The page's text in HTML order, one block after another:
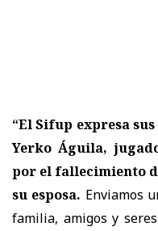
“El Sifup expresa
Yerko Águila,
por el fallecimiento
su esposa. Enviamos
familia, amigos y